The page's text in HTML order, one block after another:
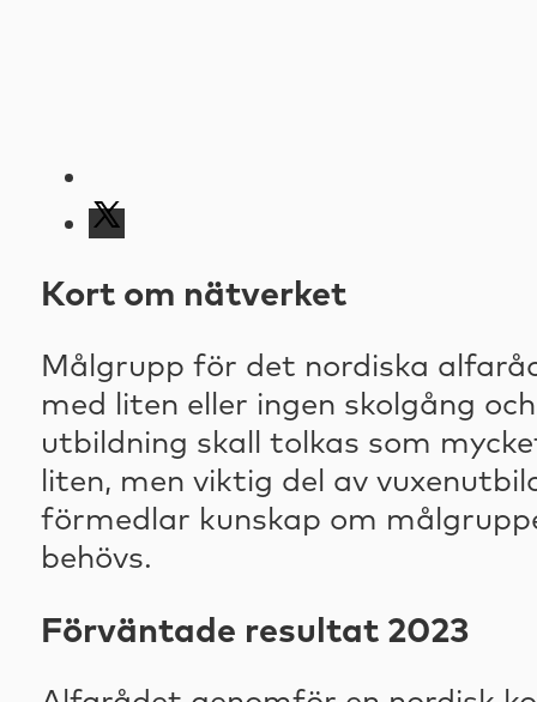
Kort om nätverket
Målgrupp för det nordiska
med liten eller ingen skolgång
utbildning skall tolkas som
liten, men viktig del av
förmedlar kunskap om
behövs.
Förväntade resultat 2023